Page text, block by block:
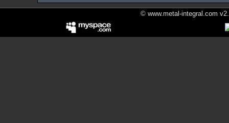
© www.metal-integral.com